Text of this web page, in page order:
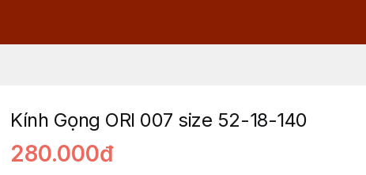
Kính Gọng ORI 007 size 52-18-140
280.000đ